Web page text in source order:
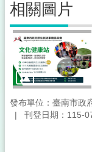
相關圖片
發布單位：臺南市政
刊登日期：115-